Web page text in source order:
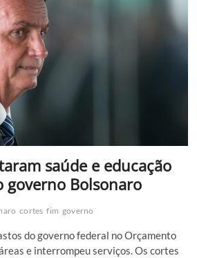
saúde e educação
governo Bolsonaro
cortes fim governo
do governo federal no Orçamento
e interrompeu serviços. Os cortes